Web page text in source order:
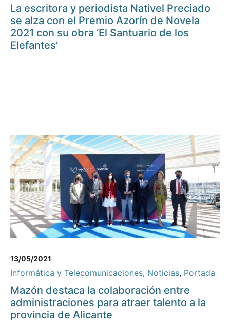
La escritora y periodista Nativel Preciado
se alza con el Premio Azorín de Novela
2021 con su obra ‘El Santuario de los
Elefantes’
13/05/2021
Informática y Telecomunicaciones, Noticias, Portada
Mazón destaca la colaboración entre
administraciones para atraer talento a la
provincia de Alicante